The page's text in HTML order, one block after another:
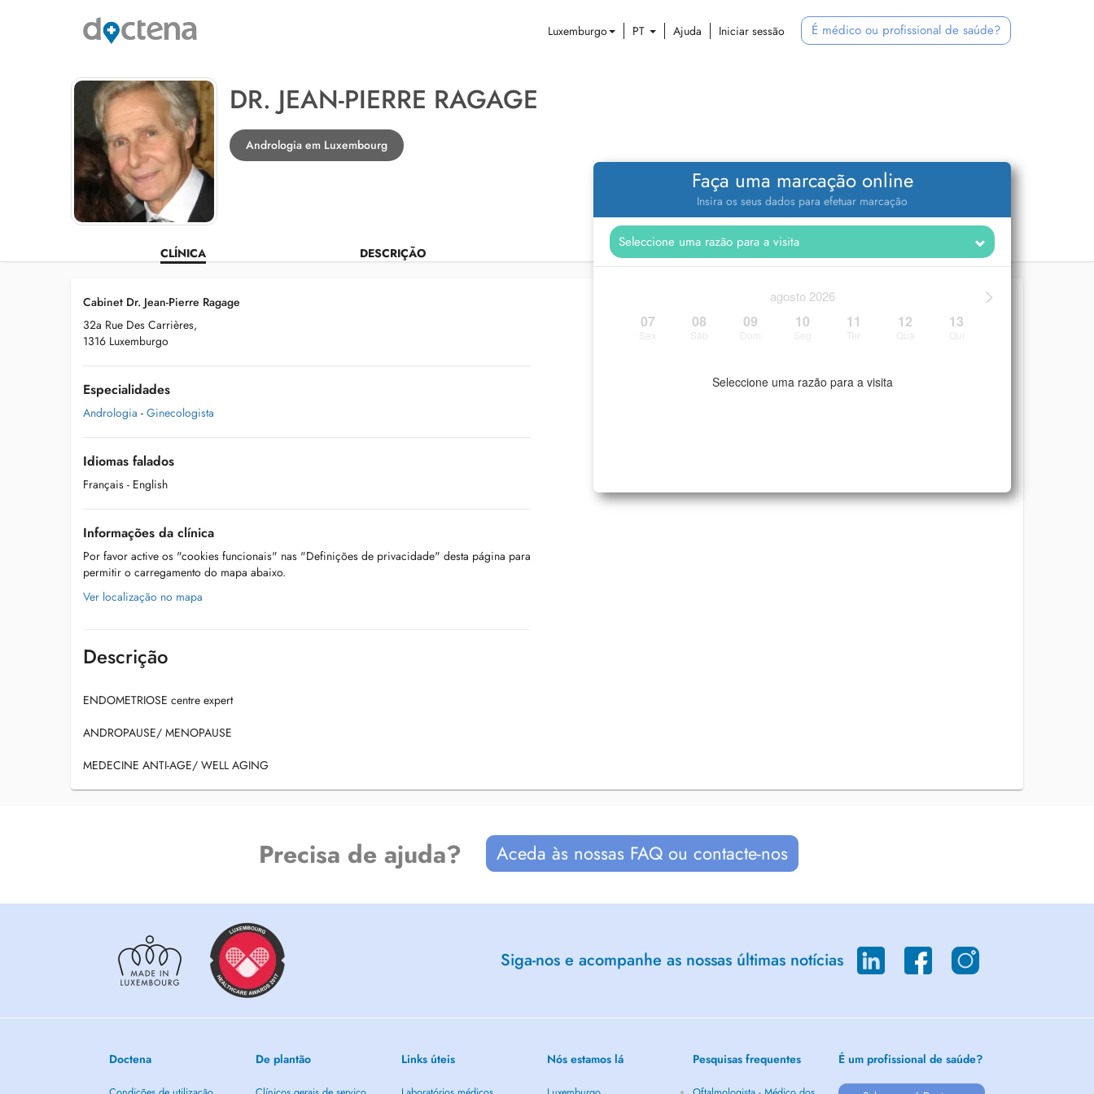
Luxemburgo PT Ajuda Iniciar sessão É médico ou profissional de saúde?
DR. JEAN-PIERRE RAGAGE
Andrologia em Luxembourg
CLÍNICA DESCRIÇÃO
Faça uma marcação online
Insira os seus dados para efetuar marcação
>
agosto 2026
07 08 09 10 11 12 13
Seleccione uma razão para a visita
Cabinet Dr. Jean-Pierre Ragage
32a Rue Des Carrières,
1316 Luxemburgo
Especialidades
Andrologia - Ginecologista
Idiomas falados
Français - English
Informações da clínica
Por favor active os "cookies funcionais" nas "Definições de privacidade" desta página para
permitir o carregamento do mapa abaixo.
Ver localização no mapa
Descrição
ENDOMETRIOSE centre expert
ANDROPAUSE/ MENOPAUSE
MEDECINE ANTI-AGE/ WELL AGING
Precisa de ajuda? Aceda às nossas FAQ ou contacte-nos
Siga-nos e acompanhe as nossas últimas notícias
Doctena De plantão Links úteis Nós estamos lá Pesquisas frequentes É um profissional de saúde?